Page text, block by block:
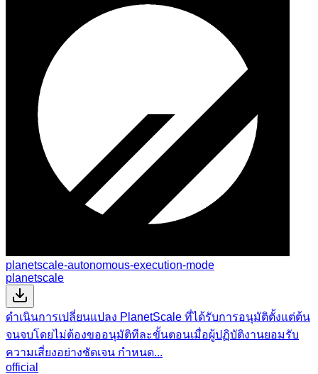
planetscale-autonomous-execution-mode
planetscale
ดำเนินการเปลี่ยนแปลง PlanetScale ที่ได้รับการอนุมัติตั้งแต่ต้น
จนจบโดยไม่ต้องขออนุมัติทีละขั้นตอนเมื่อผู้ปฏิบัติงานยอมรับ
ความเสี่ยงอย่างชัดเจน กำหนด...
official